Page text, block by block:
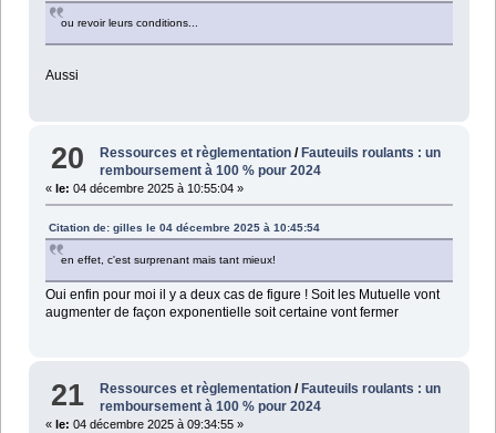
ou revoir leurs conditions...
Aussi
20 Ressources et règlementation /Fauteuils roulants : un
remboursement à 100 % pour 2024
« le: 04 décembre 2025 à 10:55:04 »
Citation de: gilles le 04 décembre 2025 à 10:45:54
en effet, c'est surprenant mais tant mieux!
Oui enfin pour moi il y a deux cas de figure ! Soit les Mutuelle vont
augmenter de façon exponentielle soit certaine vont fermer
21 Ressources et règlementation / Fauteuils roulants : un
remboursement à 100 % pour 2024
« le: 04 décembre 2025 à 09:34:55 »